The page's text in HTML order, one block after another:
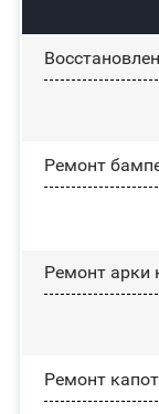
Ремонт
Ремонт арки
Ремонт